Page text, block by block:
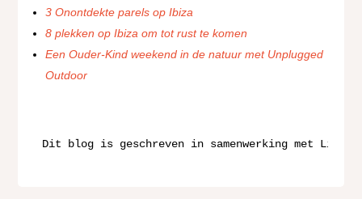
3 Onontdekte parels op Ibiza
8 plekken op Ibiza om tot rust te komen
Een Ouder-Kind weekend in de natuur met Unplugged
Outdoor
Dit blog is geschreven in samenwerking met Liza